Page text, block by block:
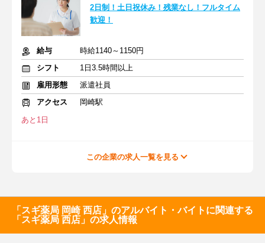
2日制！土日祝休み！残業なし！フルタイム
歓迎！
給与
時給1140～1150円
シフト
1日3.5時間以上
雇用形態
派遣社員
アクセス
岡崎駅
あと1日
この企業の求人一覧を見る
「スギ薬局 岡崎 西店」のアルバイト・バイトに関連する
「スギ薬局 西店」の求人情報